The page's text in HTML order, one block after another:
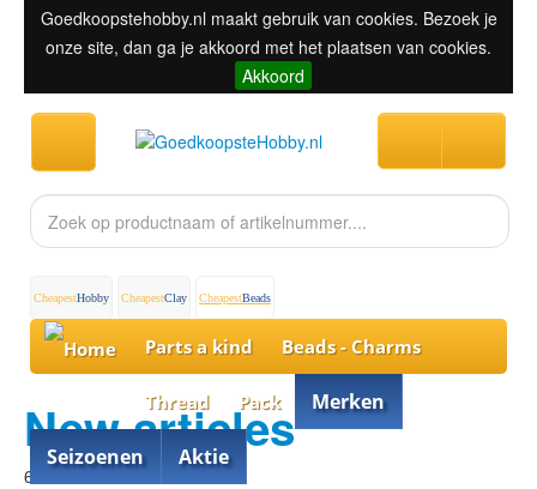
Goedkoopstehobby.nl maakt gebruik van cookies. Bezoek je
onze site, dan ga je akkoord met het plaatsen van cookies.
Akkoord
CheapestHobby CheapestClay CheapestBeads
Parts a kind Beads - Charms
Thread Pack Merken
Seizoenen Aktie
New articles
60% discount